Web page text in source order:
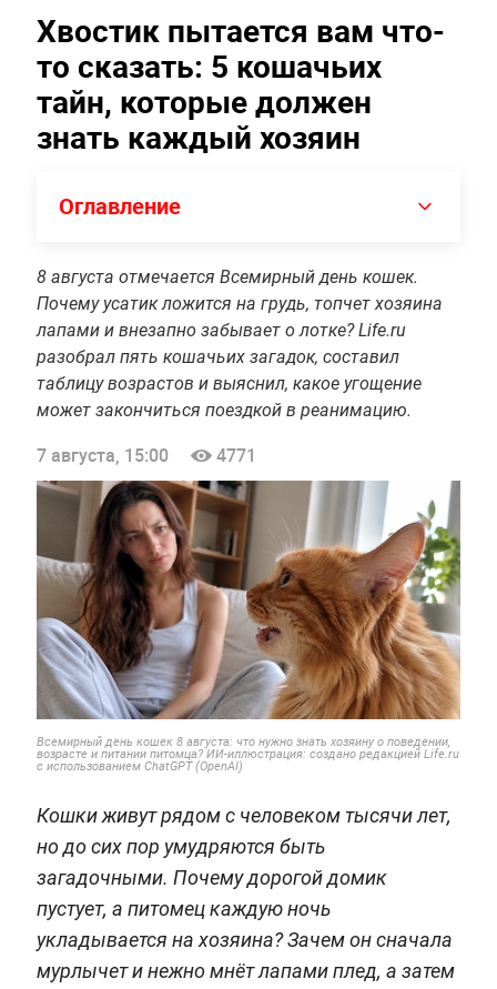
Хвостик пытается вам что-
то сказать: 5 кошачьих
тайн, которые должен
знать каждый хозяин
Оглавление
8 августа отмечается Всемирный день кошек.
Почему усатик ложится на грудь, топчет хозяина
лапами и внезапно забывает о лотке? Life.ru
разобрал пять кошачьих загадок, составил
таблицу возрастов и выяснил, какое угощение
может закончиться поездкой в реанимацию.
7 августа, 15:00 4771
Всемирный день кошек 8 августа: что нужно знать хозяину о поведении,
возрасте и питании питомца? ИИ-иллюстрация: создано редакцией Life.ru
с использованием ChatGPT (OpenAI)
Кошки живут рядом с человеком тысячи лет,
но до сих пор умудряются быть
загадочными. Почему дорогой домик
пустует, а питомец каждую ночь
укладывается на хозяина? Зачем он сначала
мурлычет и нежно мнёт лапами плед, а затем